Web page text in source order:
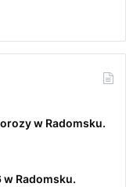
w Radomsku.
w Radomsku.